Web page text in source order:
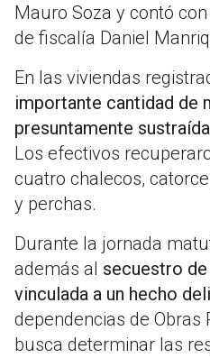
Mauro Soza y contó
de fiscalía Daniel
En las viviendas
importante cantidad de
presuntamente
Los efectivos
cuatro chalecos,
y perchas.
Durante la jornada
además al secuestro
vinculada a un hecho
dependencias de Obras
busca determinar las